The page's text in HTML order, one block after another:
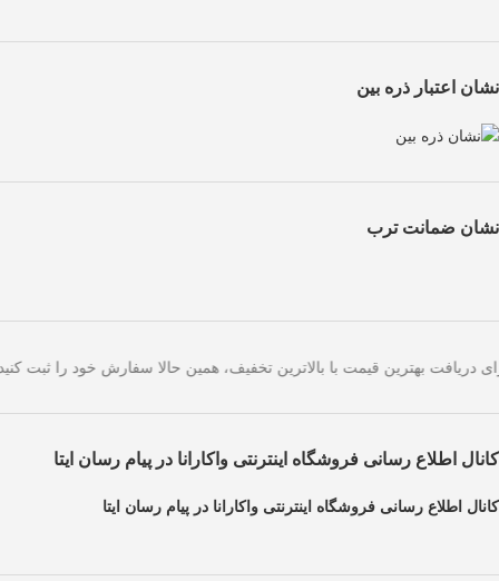
نشان اعتبار ذره بین
نشان ضمانت ترب
امروز است. برای دریافت بهترین قیمت با بالاترین تخفیف، همین حالا
کانال اطلاع رسانی فروشگاه اینترنتی واکارانا در پیام رسان ایتا
کانال اطلاع رسانی فروشگاه اینترنتی واکارانا در پیام رسان ایتا